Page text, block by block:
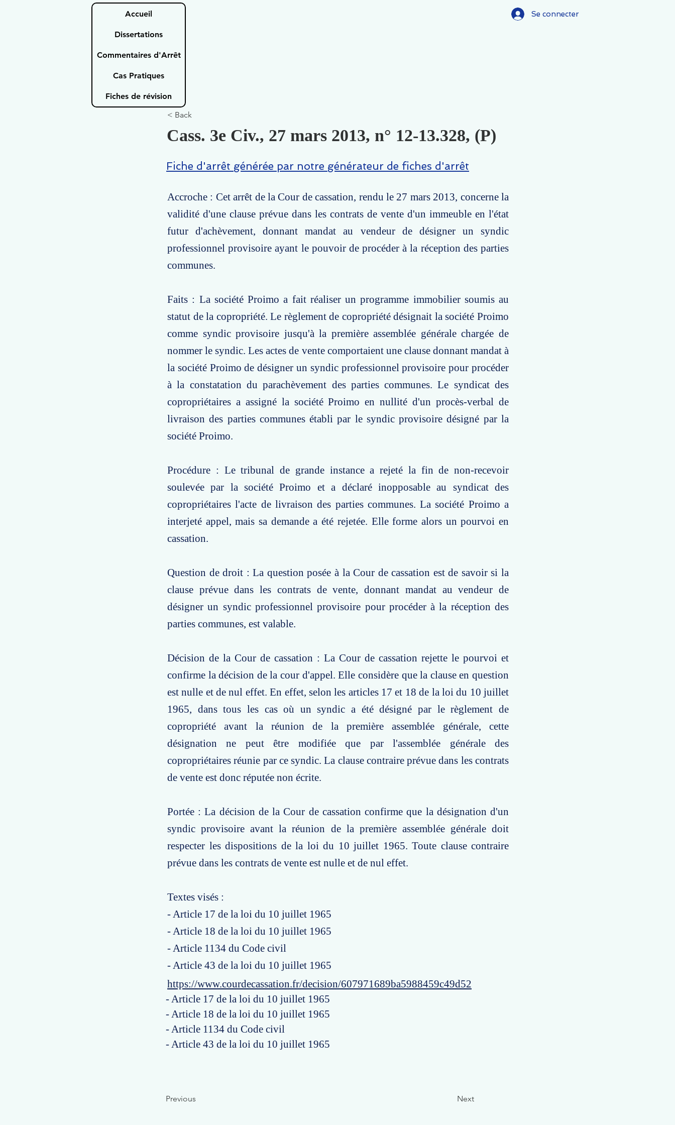
Accueil
Dissertations
Commentaires d'Arrêt
Cas Pratiques
Fiches de révision
Se connecter
< Back
Cass. 3e Civ., 27 mars 2013, n° 12-13.328, (P)
Fiche d'arrêt générée par notre générateur de fiches d'arrêt
Accroche : Cet arrêt de la Cour de cassation, rendu le 27 mars 2013, concerne la
validité d'une clause prévue dans les contrats de vente d'un immeuble en l'état
futur d'achèvement, donnant mandat au vendeur de désigner un syndic
professionnel provisoire ayant le pouvoir de procéder à la réception des parties
communes.
Faits : La société Proimo a fait réaliser un programme immobilier soumis au
statut de la copropriété. Le règlement de copropriété désignait la société Proimo
comme syndic provisoire jusqu'à la première assemblée générale chargée de
nommer le syndic. Les actes de vente comportaient une clause donnant mandat à
la société Proimo de désigner un syndic professionnel provisoire pour procéder
à la constatation du parachèvement des parties communes. Le syndicat des
copropriétaires a assigné la société Proimo en nullité d'un procès-verbal de
livraison des parties communes établi par le syndic provisoire désigné par la
société Proimo.
Procédure : Le tribunal de grande instance a rejeté la fin de non-recevoir
soulevée par la société Proimo et a déclaré inopposable au syndicat des
copropriétaires l'acte de livraison des parties communes. La société Proimo a
interjeté appel, mais sa demande a été rejetée. Elle forme alors un pourvoi en
cassation.
Question de droit : La question posée à la Cour de cassation est de savoir si la
clause prévue dans les contrats de vente, donnant mandat au vendeur de
désigner un syndic professionnel provisoire pour procéder à la réception des
parties communes, est valable.
Décision de la Cour de cassation : La Cour de cassation rejette le pourvoi et
confirme la décision de la cour d'appel. Elle considère que la clause en question
est nulle et de nul effet. En effet, selon les articles 17 et 18 de la loi du 10 juillet
1965, dans tous les cas où un syndic a été désigné par le règlement de
copropriété avant la réunion de la première assemblée générale, cette
désignation ne peut être modifiée que par l'assemblée générale des
copropriétaires réunie par ce syndic. La clause contraire prévue dans les contrats
de vente est donc réputée non écrite.
Portée : La décision de la Cour de cassation confirme que la désignation d'un
syndic provisoire avant la réunion de la première assemblée générale doit
respecter les dispositions de la loi du 10 juillet 1965. Toute clause contraire
prévue dans les contrats de vente est nulle et de nul effet.
Textes visés :
- Article 17 de la loi du 10 juillet 1965
- Article 18 de la loi du 10 juillet 1965
- Article 1134 du Code civil
- Article 43 de la loi du 10 juillet 1965
https://www.courdecassation.fr/decision/607971689ba5988459c49d52
- Article 17 de la loi du 10 juillet 1965
- Article 18 de la loi du 10 juillet 1965
- Article 1134 du Code civil
- Article 43 de la loi du 10 juillet 1965
Previous Next